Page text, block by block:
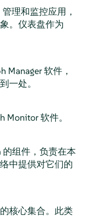
理和监控应用，
。仪表盘作为
Manager 软件，
一处。
Monitor 软件。
组件，负责在本
中提供对它们的
核心集合。此类